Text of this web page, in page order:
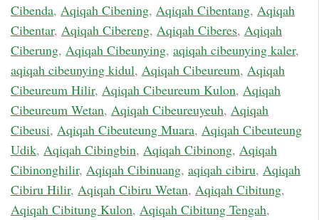
Cibenda, Aqiqah Cibening, Aqiqah Cibentang, Aqiqah
Cibentar, Aqiqah Cibereng, Aqiqah Ciberes, Aqiqah
Ciberung, Aqiqah Cibeunying, aqiqah cibeunying kaler,
aqiqah cibeunying kidul, Aqiqah Cibeureum, Aqiqah
Cibeureum Hilir, Aqiqah Cibeureum Kulon, Aqiqah
Cibeureum Wetan, Aqiqah Cibeureuyeuh, Aqiqah
Cibeusi, Aqiqah Cibeuteung Muara, Aqiqah Cibeuteung
Udik, Aqiqah Cibingbin, Aqiqah Cibinong, Aqiqah
Cibinonghilir, Aqiqah Cibinuang, aqiqah cibiru, Aqiqah
Cibiru Hilir, Aqiqah Cibiru Wetan, Aqiqah Cibitung,
Aqiqah Cibitung Kulon, Aqiqah Cibitung Tengah,